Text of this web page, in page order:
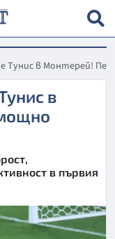
Тунис в Монтерей!
в
в първия